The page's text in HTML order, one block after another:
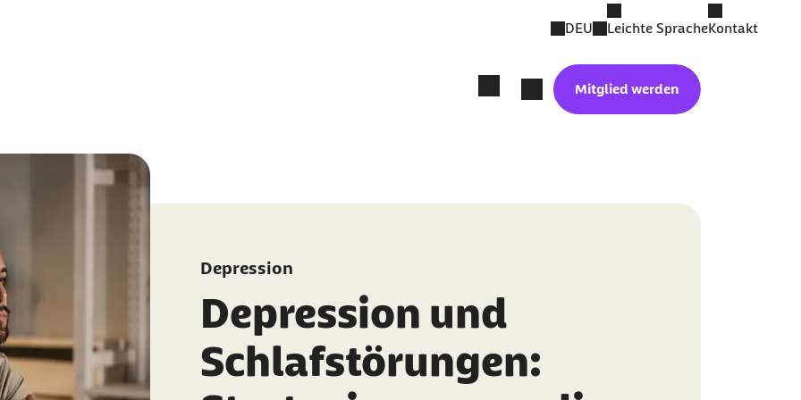
DEU Leichte SpracheKontakt
Mitglied werden
Depression
Depression und
Schlafstörungen: